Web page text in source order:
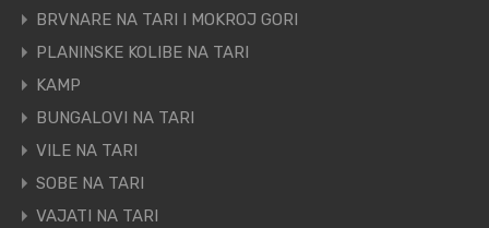
BRVNARE NA TARI I MOKROJ GORI
PLANINSKE KOLIBE NA TARI
KAMP
BUNGALOVI NA TARI
VILE NA TARI
SOBE NA TARI
VAJATI NA TARI